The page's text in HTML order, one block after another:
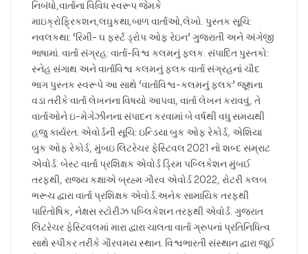
નિબંધો,વાર્તાના વિવિધ સ્વરૂપ જેમકે
માઇક્રોફ્રિકશન,લઘુકથા,બાળ વાર્તાઓ,લેખો. પુસ્તક સૂચિ:
નવલકથા: ‘રિમી- ઘ ફર્સ્ટ ડ્રોપ ઓફ રેઇન’ ગુજરાતી અને અંગેજી
ભાષામાં. વાર્તા સંગ્રહ: વાર્તા-વિશ્વ કલમનું ફલક. સંપાદિત પુસ્તકો:
સ્નેહ સંગાથ અને વાર્તાવિશ્વ કલમનું ફલક વાર્તા સંગ્રહનાં ચૌદ
ભાગ પુસ્તક સ્વરૂપે આ સાથે ‘વાર્તાવિશ્વ-કલમનું ફલક’ જૂથના
વડા તરીકે વાર્તા લેખનના વિષયો આપવા, વાર્તા લેખન કરાવવું, તે
વાર્તાઓને ઇ-મેગેઝીનના સંપાદન કરવામાં બે વર્ષથી વધુ સમયથી
હજુ કાર્યરત. એવોર્ડની સૂચિ: ઇન્ડિયા બુક ઓફ રેકોર્ડ, એશિયા
બુક ઓફ રેકોર્ડ, મુંબઇ લિટરેચર ફેસ્ટિવલ 2021 નો શબ્દ સમ્રાટ
એવોર્ડ. બેસ્ટ વાર્તા પ્રશિક્ષક એવોર્ડ ડ્રિમ પબ્લિકેશન મુંબઈ
તરફથી, રાજ્ય કક્ષાએ બ્રહ્મ ગૌરવ એવોર્ડ 2022, રોટરી કલબ
ભરૂચ દ્વારા વાર્તા પ્રશિક્ષક એવોર્ડ.અનેક સામાયિક તરફથી
પારિતોષિક, નેક્ષસ સ્ટોરીઝ પબ્લિકેશન તરફથી એવોર્ડ. ગુજરાત
લિટરેચર ફેસ્ટિવલમાં મારા દ્વારા ચાલતા વાર્તા ગ્રુપનાં પ્રતિનિધિત્વ
સાથે સ્પીકર તરીકે ગૌરવમય સ્થાન. વિશ્વભારતી સંસ્થાન દ્વારા જૂઈ